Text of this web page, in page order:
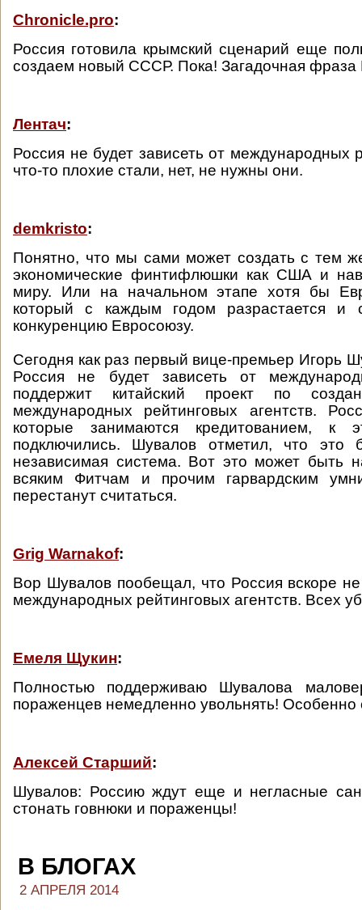
Chronicle.pro:
Россия готовила крымский сценарий еще
создаем новый СССР. Пока! Загадочная фраза
Лентач:
Россия не будет зависеть от международных
что-то плохие стали, нет, не нужны они.
demkristo:
Понятно, что мы сами может создать с тем
экономические финтифлюшки как США и
миру. Или на начальном этапе хотя бы
который с каждым годом разрастается и
конкуренцию Евросоюзу.
Сегодня как раз первый вице-премьер Игорь
Россия не будет зависеть от
поддержит китайский проект по
международных рейтинговых агентств.
которые занимаются кредитованием, к
подключились. Шувалов отметил, что это
независимая система. Вот это может быть
всяким Фитчам и прочим гарвардским
перестанут считаться.
Grig Warnakof:
Вор Шувалов пообещал, что Россия вскоре не
международных рейтинговых агентств. Всех
Емеля Щукин:
Полностью поддерживаю Шувалова
пораженцев немедленно увольнять! Особенно
Алексей Старший:
Шувалов: Россию ждут еще и негласные
стонать говнюки и пораженцы!
В БЛОГАХ
2 АПРЕЛЯ 2014